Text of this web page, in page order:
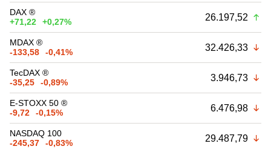
DAX ®
+71,22
+0,27% 26.197,52
MDAX ®
-133,58
-0,41% 32.426,33
TecDAX ®
-35,25
-0,89% 3.946,73
E-STOXX 50 ®
-9,72
-0,15% 6.476,98
NASDAQ 100
-245,37
-0,83% 29.487,79